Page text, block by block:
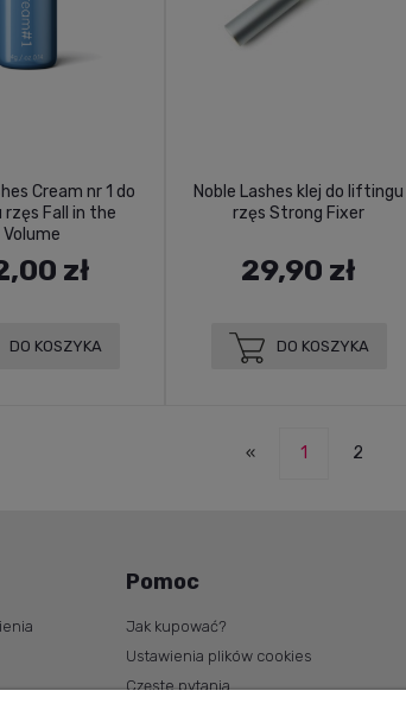
Cream nr 1 do
Fall in the
Volume
zł
DO KOSZYKA
Noble Lashes klej do liftingu
rzęs Strong Fixer
29,90 zł
DO KOSZYKA
« 1 2
Pomoc
Jak kupować?
Ustawienia plików cookies
Częste pytania